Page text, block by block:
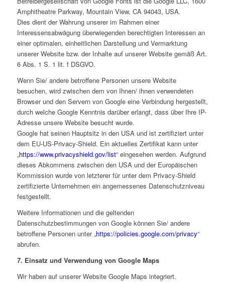
Amphitheatre Parkway, Mountain View, CA 94043, USA.
Dies dient der Wahrung unserer im Rahmen einer
Interessensabwägung überwiegenden berechtigten Interessen an
einer optimalen, einheitlichen Darstellung und Vermarktung
unserer Website bzw. der Inhalte auf unserer Website gemäß Art.
6 Abs. 1 S. 1 lit. f DSGVO.
Wenn Sie/ andere betroffene Personen unsere Website
besuchen, wird zwischen dem von Ihnen/ ihnen verwendeten
Browser und den Servern von Google eine Verbindung hergestellt,
durch welche Google Kenntnis darüber erlangt, dass über Ihre IP-
Adresse unsere Website besucht wurde.
Google hat seinen Hauptsitz in den USA und ist zertifiziert unter
dem EU-US-Privacy-Shield. Ein aktuelles Zertifikat kann unter
„https://www.privacyshield.gov/list“ eingesehen werden. Aufgrund
dieses Abkommens zwischen den USA und der Europäischen
Kommission wurde von letzterer für unter dem Privacy-Shield
zertifizierte Unternehmen ein angemessenes Datenschutzniveau
festgestellt.
Weitere Informationen und die geltenden
Datenschutzbestimmungen von Google können Sie/ andere
betroffene Personen unter „https://policies.google.com/privacy“
abrufen.
7. Einsatz und Verwendung von Google Maps
Wir haben auf unserer Website Google Maps integriert.